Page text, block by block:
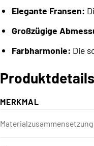
Elegante Fransen:
Großzügige
Farbharmonie: Die
MERKMAL
Materialzusammensetzung